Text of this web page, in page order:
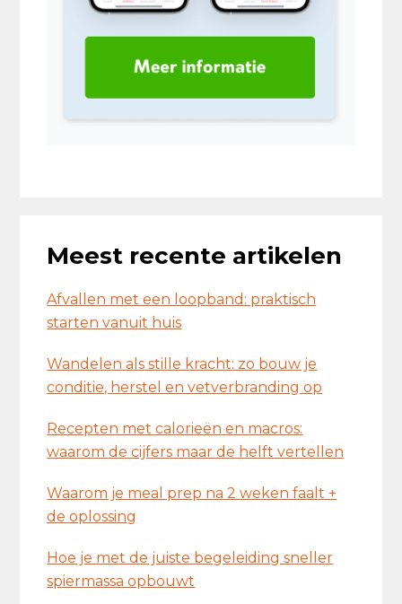
Meest recente artikelen
Afvallen met een loopband: praktisch
starten vanuit huis
Wandelen als stille kracht: zo bouw je
conditie, herstel en vetverbranding op
Recepten met calorieën en macros:
waarom de cijfers maar de helft vertellen
Waarom je meal prep na 2 weken faalt +
de oplossing
Hoe je met de juiste begeleiding sneller
spiermassa opbouwt